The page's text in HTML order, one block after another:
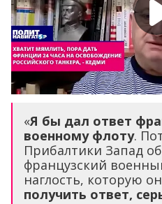
«Я бы дал ответ
военному флоту.
Прибалтики Запад
французский
наглость, которую
получить ответ,